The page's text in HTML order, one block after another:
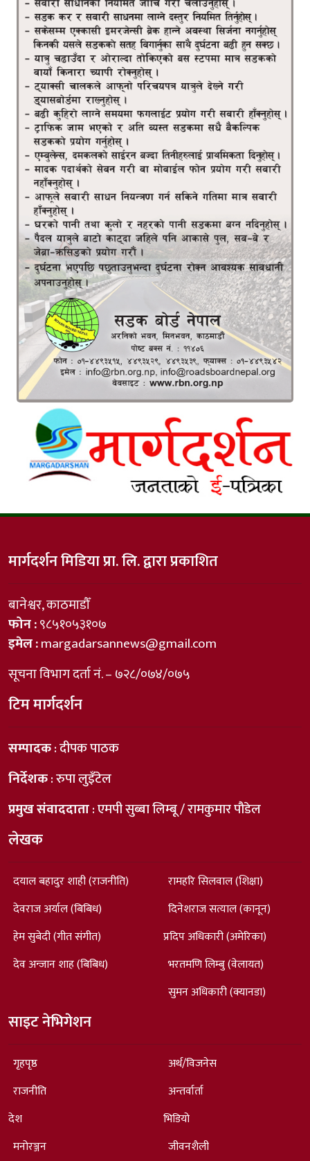
मार्गदर्शन मिडिया प्रा. लि. द्वारा प्रकाशित
बानेश्वर, काठमाडौँ
फोन :९८५१०५३१०७
इमेल :margadarsannews@gmail.com
सूचना विभाग दर्ता नं. – ७२८/०७४/०७५
टिम मार्गदर्शन
सम्पादक: दीपक पाठक
निर्देशक: रुपा लुइँटेल
प्रमुख संवाददाता: एमपी सुब्बा लिम्बू / रामकुमार पौडेल
लेखक
दयाल बहादुर शाही (राजनीति)
देवराज अर्याल (बिबिध)
हेम सुबेदी (गीत संगीत)
देव अन्जान शाह (बिबिध)
रामहरि सिलवाल (शिक्षा)
दिनेशराज सत्याल (कानून)
प्रदिप अधिकारी (अमेरिका)
भरतमणि लिम्बु (वेलायत)
सुमन अधिकारी (क्यानडा)
साइट नेभिगेशन
गृहपृष्ठ
राजनीति
देश
मनोरञ्जन
अर्थ/विजनेस
अन्तर्वार्ता
भिडियो
जीवनशैली